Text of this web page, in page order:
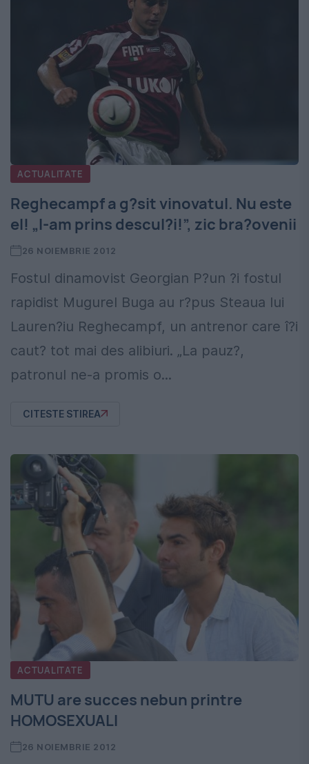
ACTUALITATE
Reghecampf a g?sit vinovatul. Nu este
el! „I-am prins descul?i!”, zic bra?ovenii
26 NOIEMBRIE 2012
Fostul dinamovist Georgian P?un ?i fostul
rapidist Mugurel Buga au r?pus Steaua lui
Lauren?iu Reghecampf, un antrenor care î?i
caut? tot mai des alibiuri. „La pauz?,
patronul ne-a promis o...
CITESTE STIREA
ACTUALITATE
MUTU are succes nebun printre
HOMOSEXUALI
26 NOIEMBRIE 2012